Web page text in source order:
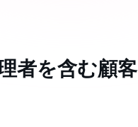
者を含む顧客